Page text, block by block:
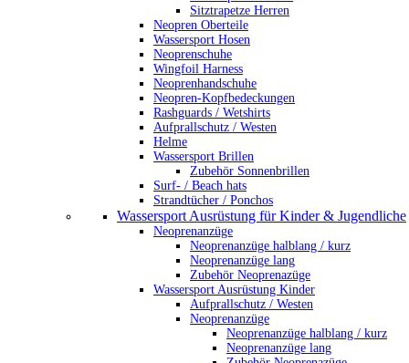
Sitztrapetze Herren
Neopren Oberteile
Wassersport Hosen
Neoprenschuhe
Wingfoil Harness
Neoprenhandschuhe
Neopren-Kopfbedeckungen
Rashguards / Wetshirts
Aufprallschutz / Westen
Helme
Wassersport Brillen
Zubehör Sonnenbrillen
Surf- / Beach hats
Strandtücher / Ponchos
Wassersport Ausrüstung für Kinder & Jugendliche
Neoprenanzüge
Neoprenanzüge halblang / kurz
Neoprenanzüge lang
Zubehör Neoprenazüge
Wassersport Ausrüstung Kinder
Aufprallschutz / Westen
Neoprenanzüge
Neoprenanzüge halblang / kurz
Neoprenanzüge lang